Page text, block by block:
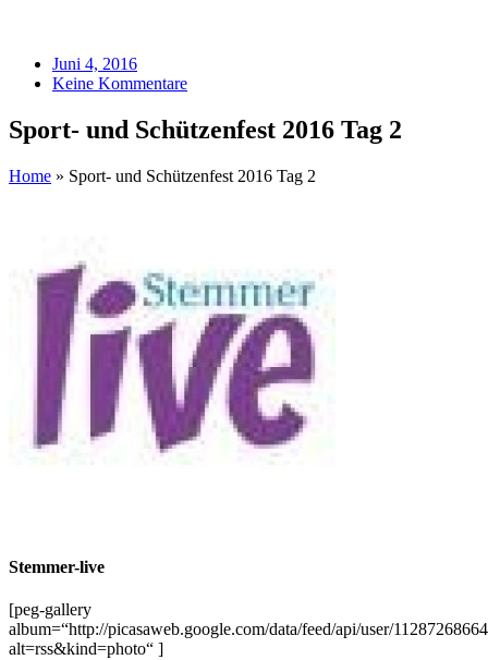
Juni 4, 2016
Keine Kommentare
Sport- und Schützenfest 2016 Tag 2
Home » Sport- und Schützenfest 2016 Tag 2
Stemmer-live
[peg-gallery
album=“http://picasaweb.google.com/data/feed/api/user/
alt=rss&kind=photo“ ]